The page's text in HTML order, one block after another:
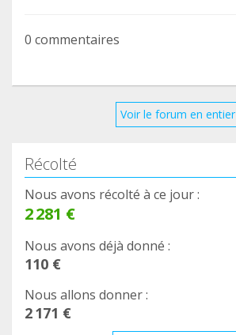
0 commentaires
Voir le forum en entier
Récolté
Nous avons récolté à ce jour :
2 281 €
Nous avons déjà donné :
110 €
Nous allons donner :
2 171 €